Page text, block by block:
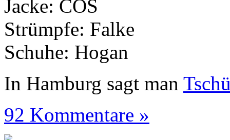
Jacke: COS
Strümpfe: Falke
Schuhe: Hogan
In Hamburg sagt man
92 Kommentare »